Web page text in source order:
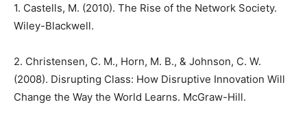
1. Castells, M. (2010). The Rise of the Network Society.
Wiley-Blackwell.
2. Christensen, C. M., Horn, M. B., & Johnson, C. W.
(2008). Disrupting Class: How Disruptive Innovation Will
Change the Way the World Learns. McGraw-Hill.